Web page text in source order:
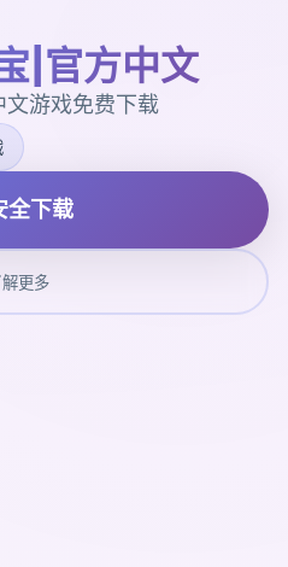
|官方中文
游戏免费下载
全下载
解更多